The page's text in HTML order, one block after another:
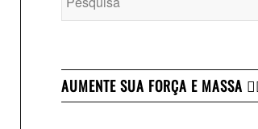
AUMENTE SUA FORÇA E MASSA